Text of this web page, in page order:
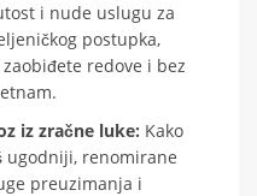
i nude uslugu za
postupka,
redove i bez
iz zračne luke: Kako
ugodniji, renomirane
preuzimanja i